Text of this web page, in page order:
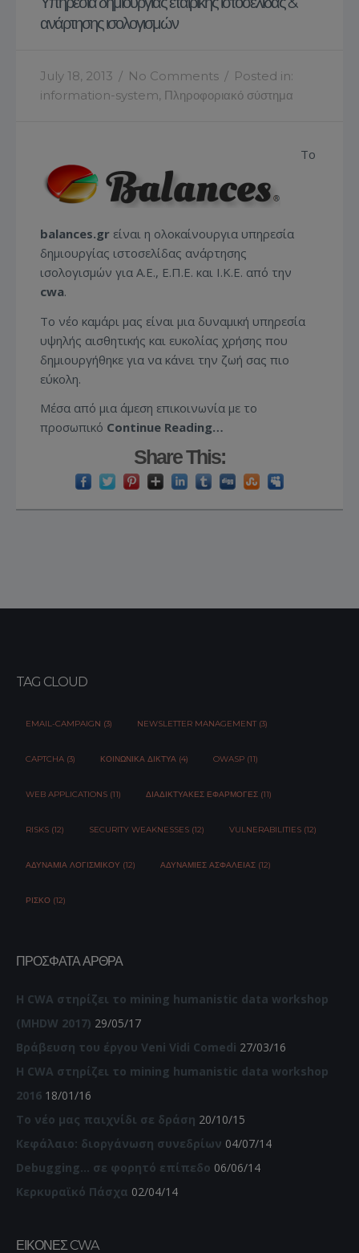
ανάρτησης ισολογισμών
July 18, 2013 / No Comments / Posted in:
information-system, Πληροφοριακό σύστημα
Το
balances.gr είναι η ολοκαίνουργια υπηρεσία
δημιουργίας ιστοσελίδας ανάρτησης
ισολογισμών για Α.Ε., Ε.Π.Ε. και Ι.Κ.Ε. από την
cwa.
Το νέο καμάρι μας είναι μια δυναμική υπηρεσία
υψηλής αισθητικής και ευκολίας χρήσης που
δημιουργήθηκε για να κάνει την ζωή σας πιο
εύκολη.
Μέσα από μια άμεση επικοινωνία με το
προσωπικό Continue Reading…
Share This:
TAG CLOUD
EMAIL-CAMPAIGN (3) NEWSLETTER MANAGEMENT (3)
CAPTCHA (3) ΚΟΙΝΩΝΙΚΆ ΔΊΚΤΥΑ (4) OWASP (11)
WEB APPLICATIONS (11) ΔΙΑΔΙΚΤΥΑΚΈΣ ΕΦΑΡΜΟΓΈΣ (11)
RISKS (12) SECURITY WEAKNESSES (12) VULNERABILITIES (12)
ΑΔΥΝΑΜΊΑ ΛΟΓΙΣΜΙΚΟΎ (12) ΑΔΥΝΑΜΊΕΣ ΑΣΦΆΛΕΙΑΣ (12)
ΡΊΣΚΟ (12)
ΠΡΌΣΦΑΤΑ ΆΡΘΡΑ
Η CWA στηρίζει το mining humanistic data workshop
(MHDW 2017) 29/05/17
Βράβευση του έργου Veni Vidi Comedi 27/03/16
Η CWA στηρίζει το mining humanistic data workshop
2016 18/01/16
Το νέο μας παιχνίδι σε δράση 20/10/15
Κεφάλαιο: διοργάνωση συνεδρίων 04/07/14
Debugging… σε φορητό επίπεδο 06/06/14
Κερκυραϊκό Πάσχα 02/04/14
ΕΙΚΌΝΕΣ CWA